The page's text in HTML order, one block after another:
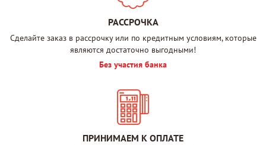
РАССРОЧКА
Сделайте заказ в рассрочку или по кредитным условиям, которые
являются достаточно выгодными!
Без участия банка
ПРИНИМАЕМ К ОПЛАТЕ